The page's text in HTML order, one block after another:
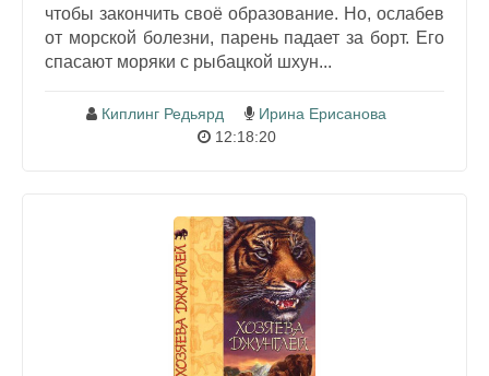
чтобы закончить своё образование. Но, ослабев
от морской болезни, парень падает за борт. Его
спасают моряки с рыбацкой шхун...
Киплинг Редьярд
Ирина Ерисанова
12:18:20